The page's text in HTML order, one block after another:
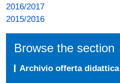
2016/2017
2015/2016
Browse the section
Archivio offerta didattica